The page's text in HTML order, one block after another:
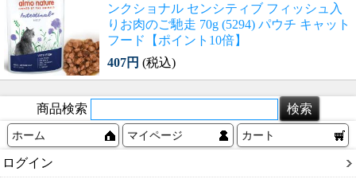
ンクショナル センシティブ フィッシュ入
りお肉のご馳走 70g (5294) パウチ キャット
フード【ポイント10倍】
407円 (税込)
商品検索
ホーム マイページ カート
ログイン